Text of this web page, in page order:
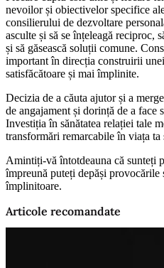
nevoilor și obiectivelor specifice
consilierului de dezvoltare
asculte și să se înțeleagă reciproc,
și să găsească soluții comune.
important în direcția construirii
satisfăcătoare și mai împlinite.
Decizia de a căuta ajutor și a
de angajament și dorință de a face
Investiția în sănătatea relației tale
transformări remarcabile în viața
Amintiți-vă întotdeauna că sunteți
împreună puteți depăși
împlinitoare.
Articole recomandate